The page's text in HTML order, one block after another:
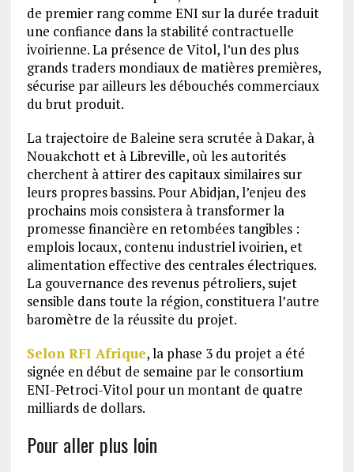
de premier rang comme ENI sur la durée traduit
une confiance dans la stabilité contractuelle
ivoirienne. La présence de Vitol, l’un des plus
grands traders mondiaux de matières premières,
sécurise par ailleurs les débouchés commerciaux
du brut produit.
La trajectoire de Baleine sera scrutée à Dakar, à
Nouakchott et à Libreville, où les autorités
cherchent à attirer des capitaux similaires sur
leurs propres bassins. Pour Abidjan, l’enjeu des
prochains mois consistera à transformer la
promesse financière en retombées tangibles :
emplois locaux, contenu industriel ivoirien, et
alimentation effective des centrales électriques.
La gouvernance des revenus pétroliers, sujet
sensible dans toute la région, constituera l’autre
baromètre de la réussite du projet.
Selon RFI Afrique, la phase 3 du projet a été
signée en début de semaine par le consortium
ENI-Petroci-Vitol pour un montant de quatre
milliards de dollars.
Pour aller plus loin